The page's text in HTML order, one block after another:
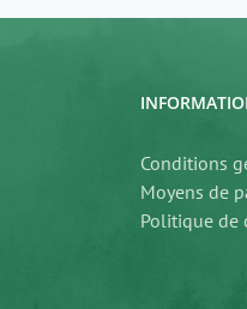
Conditions
Moyens de
Politique de